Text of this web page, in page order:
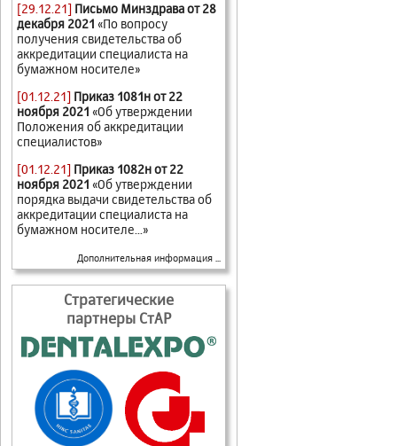
[29.12.21] Письмо Минздрава от 28
декабря 2021 «По вопросу
получения свидетельства об
аккредитации специалиста на
бумажном носителе»
[01.12.21] Приказ 1081н от 22
ноября 2021 «Об утверждении
Положения об аккредитации
специалистов»
[01.12.21] Приказ 1082н от 22
ноября 2021 «Об утверждении
порядка выдачи свидетельства об
аккредитации специалиста на
бумажном носителе...»
Дополнительная информация ...
Стратегические
партнеры СтАР